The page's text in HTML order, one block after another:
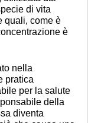
di vita
quali, come è
è
nella
pratica
per la salute
della
diventa